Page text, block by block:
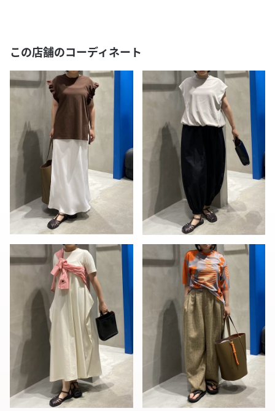
この店舗のコーディネート